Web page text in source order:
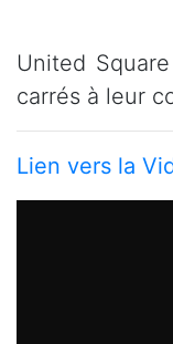
United
carrés à leur
Lien vers la